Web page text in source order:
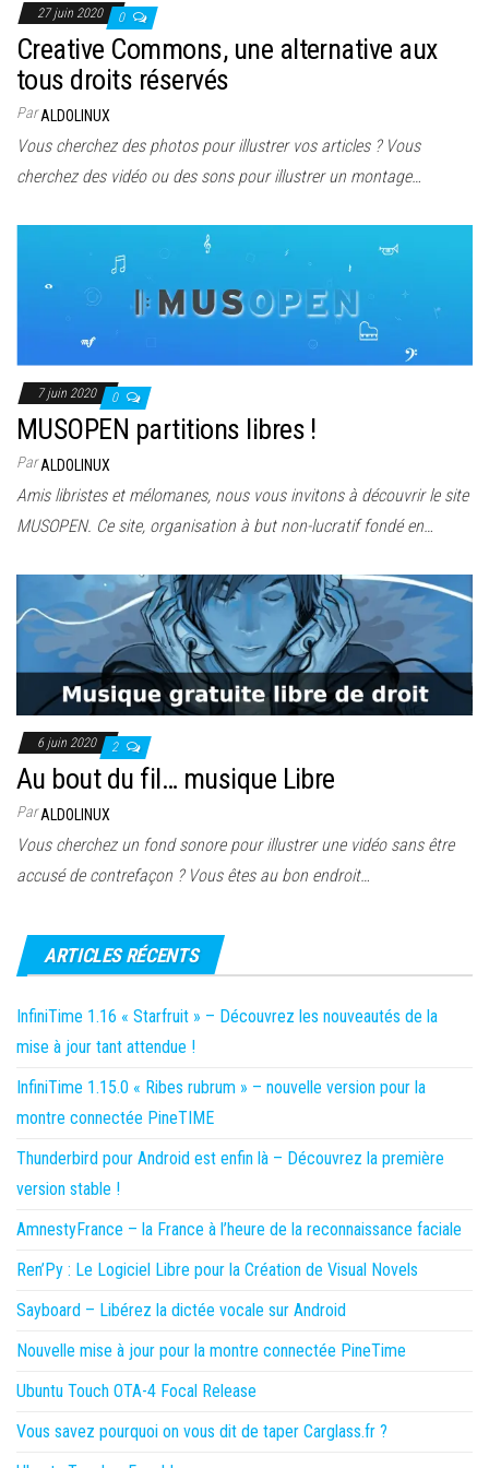
27 juin 2020 0
Creative Commons, une alternative aux
tous droits réservés
ParALDOLINUX
Vous cherchez des photos pour illustrer vos articles ? Vous
cherchez des vidéo ou des sons pour illustrer un montage…
7 juin 2020 0
MUSOPEN partitions libres !
ParALDOLINUX
Amis libristes et mélomanes, nous vous invitons à découvrir le site
MUSOPEN. Ce site, organisation à but non-lucratif fondé en…
6 juin 2020 2
Au bout du fil… musique Libre
ParALDOLINUX
Vous cherchez un fond sonore pour illustrer une vidéo sans être
accusé de contrefaçon ? Vous êtes au bon endroit…
ARTICLES RÉCENTS
InfiniTime 1.16 « Starfruit » – Découvrez les nouveautés de la
mise à jour tant attendue !
InfiniTime 1.15.0 « Ribes rubrum » – nouvelle version pour la
montre connectée PineTIME
Thunderbird pour Android est enfin là – Découvrez la première
version stable !
AmnestyFrance – la France à l’heure de la reconnaissance faciale
Ren’Py : Le Logiciel Libre pour la Création de Visual Novels
Sayboard – Libérez la dictée vocale sur Android
Nouvelle mise à jour pour la montre connectée PineTime
Ubuntu Touch OTA-4 Focal Release
Vous savez pourquoi on vous dit de taper Carglass.fr ?